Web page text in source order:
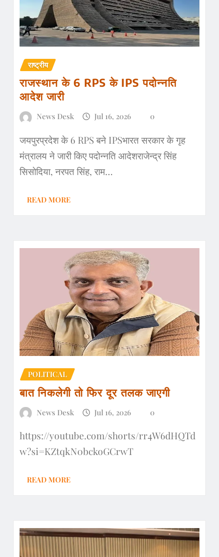
राष्ट्रीय
राजस्थान के 6 RPS के IPS पदोन्नति
आदेश जारी
News Desk Jul 16, 2026 0
जयपुरप्रदेश के 6 RPS बने IPSभारत सरकार के गृह
मंत्रालय ने जारी किए पदोन्नति आदेशराजेन्द्र सिंह
सिसोदिया, नरपत सिंह, राम…
READ MORE
POLITICAL
बात निकलेगी तो फिर दूर तलक जाएगी
News Desk Jul 16, 2026 0
https://youtube.com/shorts/rr4W6dHQTd
w?si=KZtqkN0bckoGCrwT
READ MORE